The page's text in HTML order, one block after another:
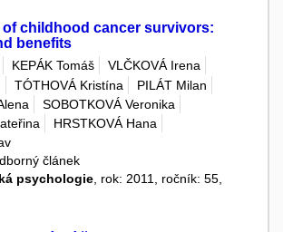
of childhood cancer survivors:
benefits
KEPÁK Tomáš
VLČKOVÁ Irena
TÓTHOVÁ Kristína
PILÁT Milan
SOBOTKOVÁ Veronika
HRSTKOVÁ Hana
článek
psychologie, rok: 2011, ročník: 55,